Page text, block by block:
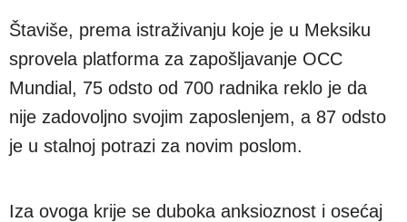
Štaviše, prema istraživanju koje je u Meksiku
sprovela platforma za zapošljavanje OCC
Mundial, 75 odsto od 700 radnika reklo je da
nije zadovoljno svojim zaposlenjem, a 87 odsto
je u stalnoj potrazi za novim poslom.
Iza ovoga krije se duboka anksioznost i osećaj